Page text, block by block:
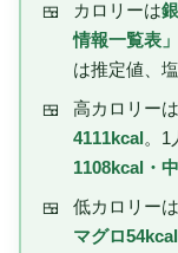
カロリーは
情報一覧表
は推定値、
高カロリー
4111kcal 。1
1108kcal・
低カロリー
マグロ54kcal